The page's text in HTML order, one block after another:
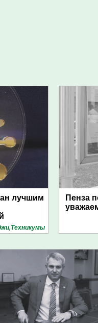
лучшим
Пенза